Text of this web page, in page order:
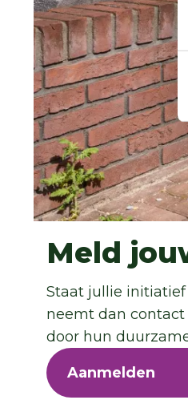
Meld
Staat jullie
neemt dan contact
door hun
Aanmelden